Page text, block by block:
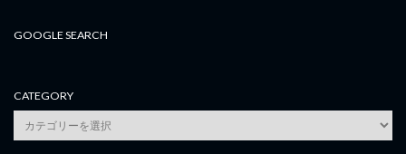
GOOGLE SEARCH
CATEGORY
category